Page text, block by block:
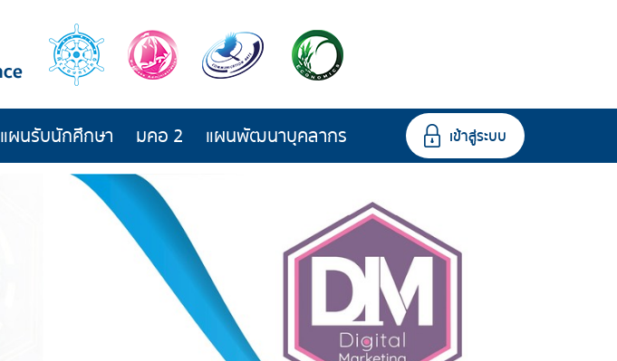
แผนรับนักศึกษา มคอ 2 แผนพัฒนาบุคลากร เข้าสู่ระบบ